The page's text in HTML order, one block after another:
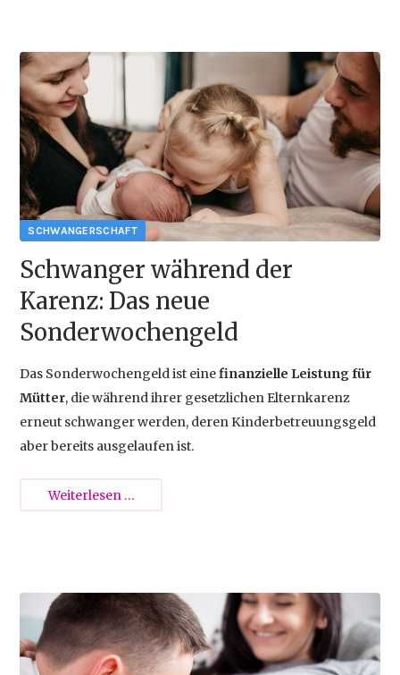
Österreichischen
Hebammengremiums
2025-06-04 12:35
{{empty}}
Schwanger während der
Karenz: Das neue
Sonderwochengeld
Das Sonderwochengeld ist einefinanzielle Leistung für
Mütter, die während ihrer gesetzlichen Elternkarenz
erneut schwanger werden, deren Kinderbetreuungsgeld
aber bereits ausgelaufen ist.
Weiterlesen …Schwanger
Das
neue
Sonderwochengeld
2025-01-09 13:57